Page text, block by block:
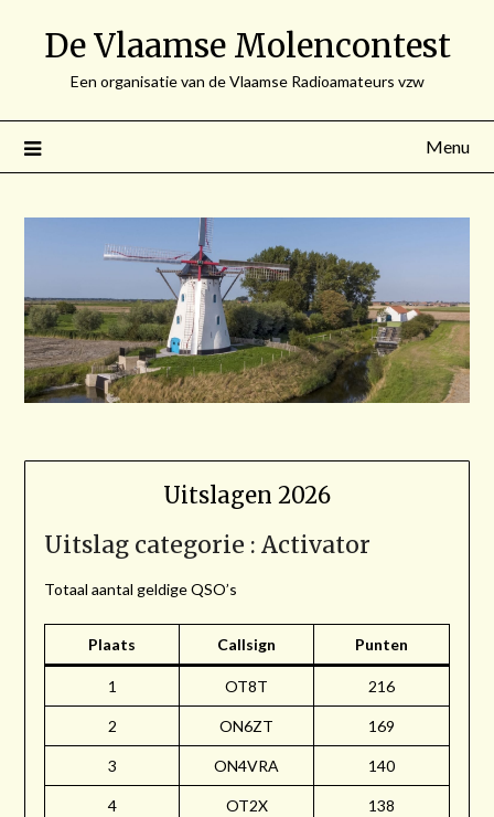
De Vlaamse Molencontest
Een organisatie van de Vlaamse Radioamateurs vzw
Menu
Uitslagen 2026
Uitslag categorie : Activator
Totaal aantal geldige QSO’s
Plaats Callsign Punten
1 OT8T 216
2 ON6ZT 169
3 ON4VRA 140
4 OT2X 138